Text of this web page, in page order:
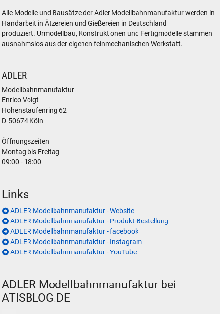
Alle Modelle und Bausätze der Adler Modellbahnmanufaktur werden in
Handarbeit in Ätzereien und Gießereien in Deutschland
produziert. Urmodellbau, Konstruktionen und Fertigmodelle stammen
ausnahmslos aus der eigenen feinmechanischen Werkstatt.
ADLER
Modellbahnmanufaktur
Enrico Voigt
Hohenstaufenring 62
D-50674 Köln
Öffnungszeiten
Montag bis Freitag
09:00 - 18:00
Links
ADLER Modellbahnmanufaktur - Website
ADLER Modellbahnmanufaktur - Produkt-Bestellung
ADLER Modellbahnmanufaktur - facebook
ADLER Modellbahnmanufaktur - Instagram
ADLER Modellbahnmanufaktur - YouTube
ADLER Modellbahnmanufaktur bei
ATISBLOG.DE